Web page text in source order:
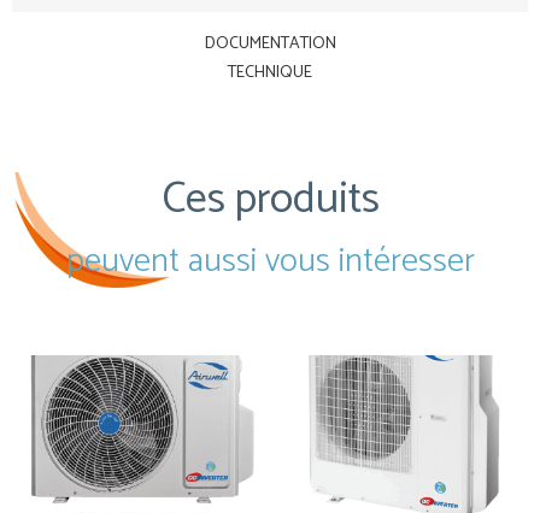
DOCUMENTATION
TECHNIQUE
Ces produits
peuvent aussi vous intéresser